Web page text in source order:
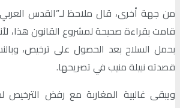
من جهة أخرى، قال ملاحظ لـ”القدس العربي ”
قامت بقراءة صحيحة لمشروع القانون هذا،
بحمل السلاح بعد الحصول على ترخيص،
قصدته نبيلة منيب في تصريحها.
ويبقى غالبية المغاربة مع رفض الترخيص